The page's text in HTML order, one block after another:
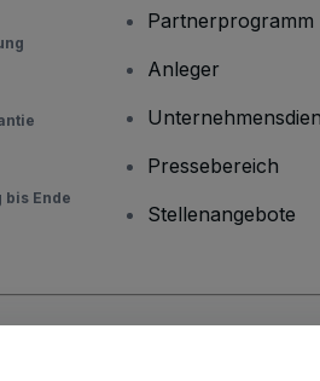
Ende
Partnerprogramm
Anleger
Pressebereich
Stellenangebote